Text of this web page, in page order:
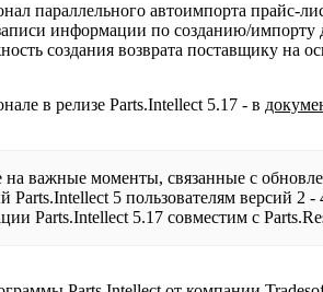
параллельного автоимпорта прайс-
информации по созданию/импорту
создания возврата поставщику на
в релизе Parts.Intellect 5.17 - в
важные моменты, связанные с
Parts.Intellect 5 пользователям версий 2
Parts.Intellect 5.17 совместим с